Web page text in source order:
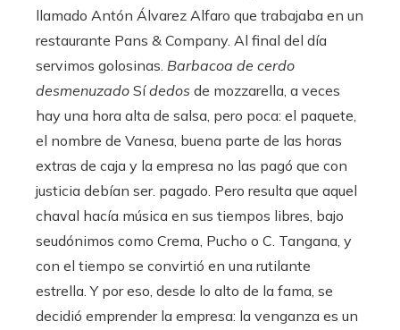
llamado Antón Álvarez Alfaro que trabajaba en un
restaurante Pans & Company. Al final del día
servimos golosinas. Barbacoa de cerdo
desmenuzado Sídedos de mozzarella, a veces
hay una hora alta de salsa, pero poca: el paquete,
el nombre de Vanesa, buena parte de las horas
extras de caja y la empresa no las pagó que con
justicia debían ser. pagado. Pero resulta que aquel
chaval hacía música en sus tiempos libres, bajo
seudónimos como Crema, Pucho o C. Tangana, y
con el tiempo se convirtió en una rutilante
estrella. Y por eso, desde lo alto de la fama, se
decidió emprender la empresa: la venganza es un